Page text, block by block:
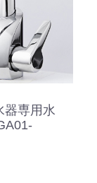
器専用水